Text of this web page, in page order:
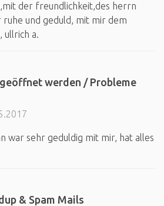
der freundlichkeit,des herrn
und geduld, mit mir dem
ullrich a.
werden / Probleme
war sehr geduldig mit mir, hat alles
& Spam Mails